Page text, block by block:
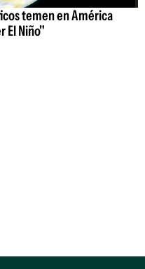
temen en América
El Niño"